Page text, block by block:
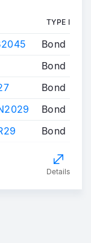
TYPE
Bond
Bond
Bond
Bond
Bond
Details